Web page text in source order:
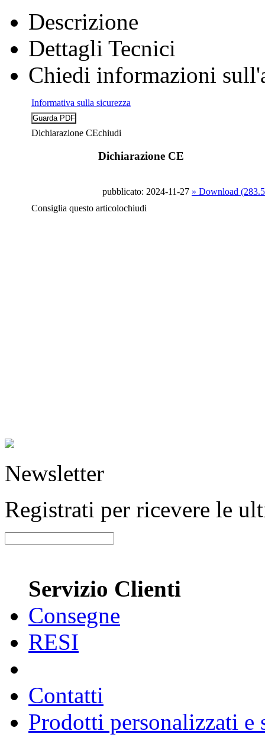
Descrizione
Dettagli Tecnici
Chiedi informazioni
Informativa sulla sicurezza
Dichiarazione CEchiudi
Dichiarazione CE
pubblicato: 2024-11-27 » Download
Consiglia questo articolochiudi
Newsletter
Registrati per ricevere le
Servizio Clienti
Consegne
RESI
Contatti
Prodotti personalizzati e